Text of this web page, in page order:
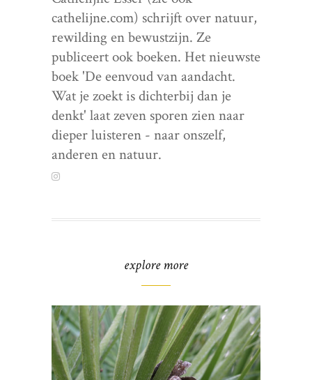
cathelijne.com) schrijft over natuur,
rewilding en bewustzijn. Ze
publiceert ook boeken. Het nieuwste
boek 'De eenvoud van aandacht.
Wat je zoekt is dichterbij dan je
denkt' laat zeven sporen zien naar
dieper luisteren - naar onszelf,
anderen en natuur.
explore more